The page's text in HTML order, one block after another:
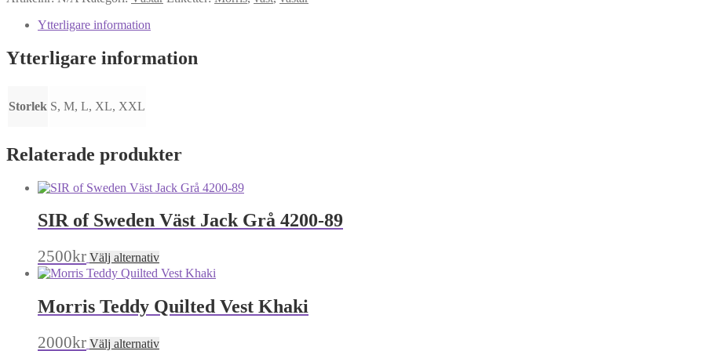
Vest
Blue
mängd
Ytterligare information
Ytterligare information
Storlek S, M, L, XL, XXL
Relaterade produkter
SIR of Sweden Väst Jack Grå 4200-89
2500kr Välj alternativDen
här
produkten
flera
Morris Teddy Quilted Vest Khaki
2000kr Välj alternativDen